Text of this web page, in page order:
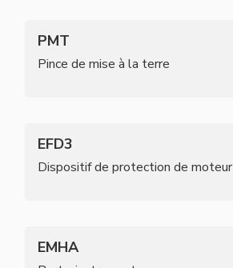
PMT
Pince de mise à la terre
EFD3
Dispositif de protection de moteur
EMHA